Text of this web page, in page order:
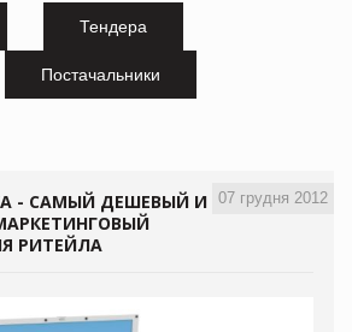
Тендера
Постачальники
07 грудня 2012
- САМЫЙ ДЕШЕВЫЙ И
РИТЕЙЛА